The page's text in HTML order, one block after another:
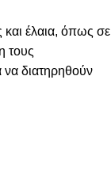
και έλαια, όπως σε
τους
να διατηρηθούν